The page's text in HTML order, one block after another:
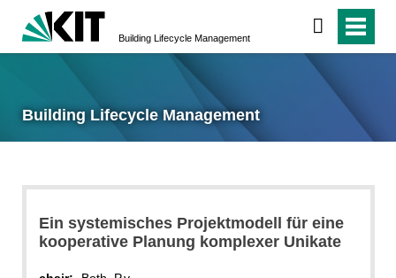
Building Lifecycle Management
Building Lifecycle Management
Ein systemisches Projektmodell für eine
kooperative Planung komplexer Unikate